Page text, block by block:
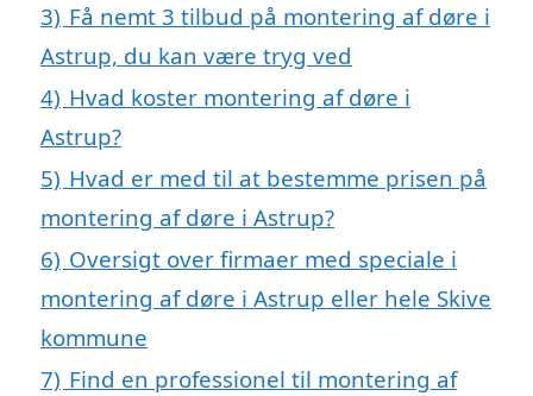
3) Få nemt 3 tilbud på montering af døre i
Astrup, du kan være tryg ved
4) Hvad koster montering af døre i
Astrup?
5) Hvad er med til at bestemme prisen på
montering af døre i Astrup?
6) Oversigt over firmaer med speciale i
montering af døre i Astrup eller hele Skive
kommune
7) Find en professionel til montering af